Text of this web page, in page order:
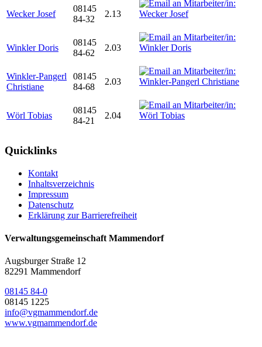
Wecker Josef
08145
84-32
2.13
Winkler Doris
08145
84-62
2.03
Winkler-Pangerl
Christiane
08145
84-68
2.03
Wörl Tobias
08145
84-21
2.04
Quicklinks
Kontakt
Inhaltsverzeichnis
Impressum
Datenschutz
Erklärung zur Barrierefreiheit
Verwaltungsgemeinschaft Mammendorf
Augsburger Straße 12
82291 Mammendorf
08145 84-0
08145 1225
info@vgmammendorf.de
www.vgmammendorf.de